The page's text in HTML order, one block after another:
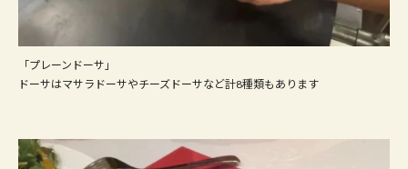
「プレーンドーサ」
ドーサはマサラドーサやチーズドーサなど計8種類もあります